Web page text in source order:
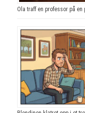
Ola traff en professor på